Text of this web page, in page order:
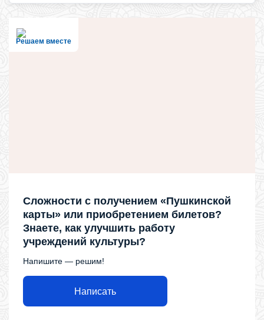
Решаем вместе
Сложности с получением «Пушкинской
карты» или приобретением билетов?
Знаете, как улучшить работу
учреждений культуры?
Напишите — решим!
Написать